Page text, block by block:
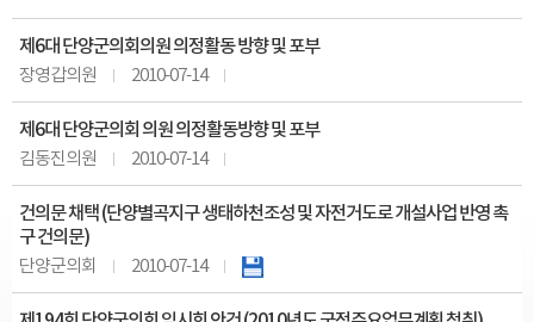
제6대 단양군의회의원 의정활동 방향 및 포부
장영갑의원 2010-07-14
제6대 단양군의회 의원 의정활동방향 및 포부
김동진의원 2010-07-14
건의문 채택 (단양별곡지구 생태하천조성 및 자전거도로 개설사업 반영 촉
구 건의문)
단양군의회 2010-07-14